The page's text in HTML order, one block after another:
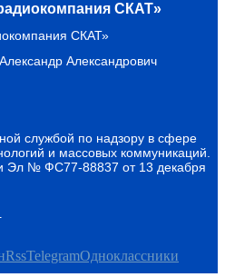
СКАТ»
СКАТ»
Александрович
службой по надзору в сфере
и массовых коммуникаций.
Эл № ФС77-88837 от 13 декабря
RssTelegramОдноклассники